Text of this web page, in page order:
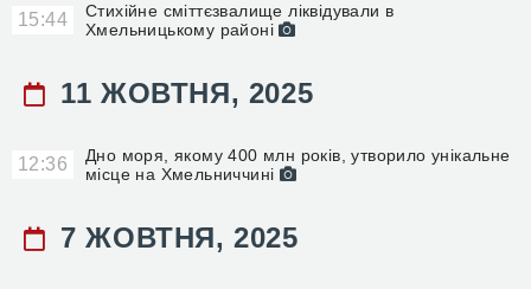
15:44
Стихійне сміттєзвалище ліквідували в
Хмельницькому районі
11 ЖОВТНЯ, 2025
12:36
Дно моря, якому 400 млн років, утворило унікальне
місце на Хмельниччині
7 ЖОВТНЯ, 2025